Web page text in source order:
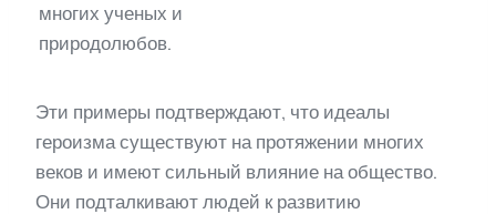
многих ученых и
природолюбов.
Эти примеры подтверждают, что идеалы
героизма существуют на протяжении многих
веков и имеют сильный влияние на общество.
Они подталкивают людей к развитию